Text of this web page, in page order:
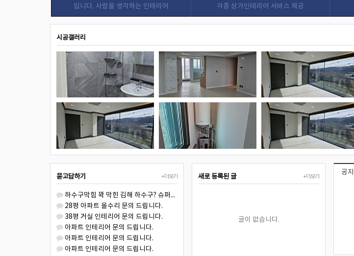
입니다. 사람을 생각하는 인테리어
각종 상가인테리어 서비스 제공
시공갤러리
+더보기
묻고답하기
하수구막힘 꽉 막힌 김해 하수구? 슈퍼맨이 해결사! ????
28평 아파트 올수리 문의 드립니다.
38평 거실 인테리어 문의 드립니다.
아파트 인테리어 문의 드립니다.
아파트 인테리어 문의 드립니다.
아파트 인테리어 문의 드립니다.
+더보기
새로 등록된 글
글이 없습니다.
공지